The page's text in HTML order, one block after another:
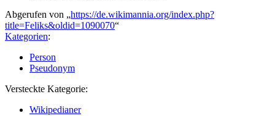
Abgerufen von „https://de.wikimannia.org/index.php?
title=Feliks&oldid=1090070“
Kategorien:
Person
Pseudonym
Versteckte Kategorie:
Wikipedianer